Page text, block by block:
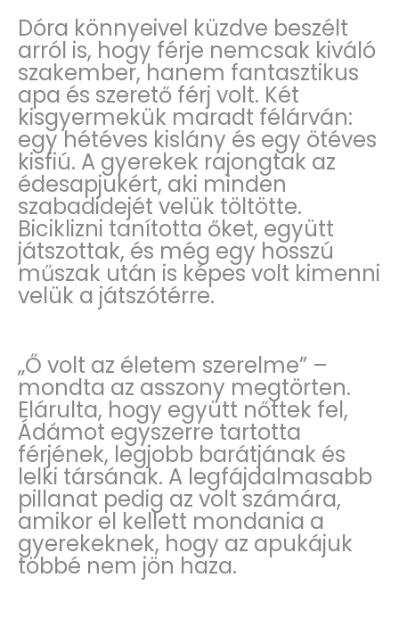
Dóra könnyeivel küzdve beszélt
arról is, hogy férje nemcsak kiváló
szakember, hanem fantasztikus
apa és szerető férj volt. Két
kisgyermekük maradt félárván:
egy hétéves kislány és egy ötéves
kisfiú. A gyerekek rajongtak az
édesapjukért, aki minden
szabadidejét velük töltötte.
Biciklizni tanította őket, együtt
játszottak, és még egy hosszú
műszak után is képes volt kimenni
velük a játszótérre.
„Ő volt az életem szerelme” –
mondta az asszony megtörten.
Elárulta, hogy együtt nőttek fel,
Ádámot egyszerre tartotta
férjének, legjobb barátjának és
lelki társának. A legfájdalmasabb
pillanat pedig az volt számára,
amikor el kellett mondania a
gyerekeknek, hogy az apukájuk
többé nem jön haza.